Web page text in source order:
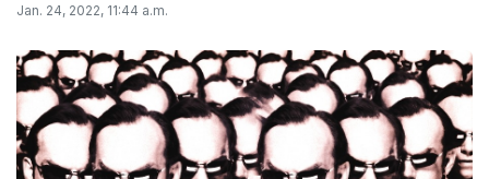
Jan. 24, 2022, 11:44 a.m.